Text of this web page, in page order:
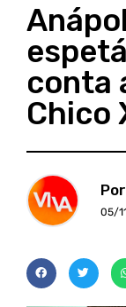
conta
Chico
05/